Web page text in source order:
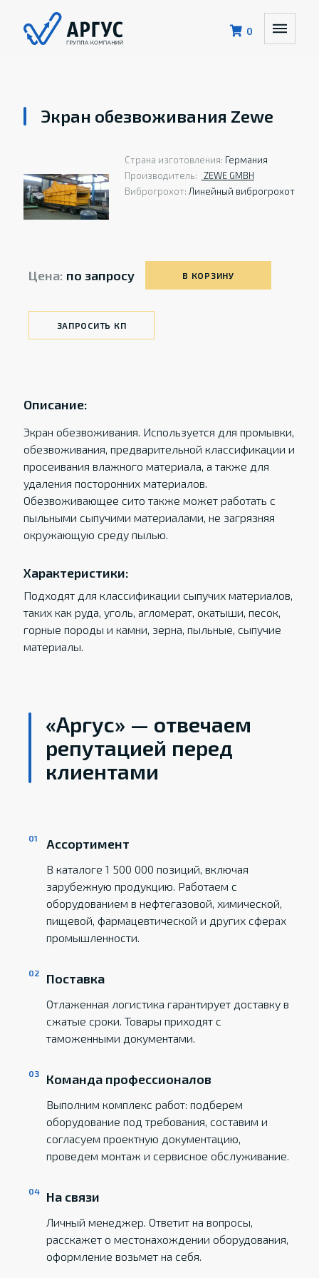
0
Экран обезвоживания Zewe
Страна изготовления: Германия
Производитель:
ZEWE GMBH
Виброгрохот: Линейный виброгрохот
Цена: по запросу В КОРЗИНУ
ЗАПРОСИТЬ КП
Описание:
Экран обезвоживания. Используется для промывки,
обезвоживания, предварительной классификации и
просеивания влажного материала, а также для
удаления посторонних материалов.
Обезвоживающее сито также может работать с
пыльными сыпучими материалами, не загрязняя
окружающую среду пылью.
Характеристики:
Подходят для классификации сыпучих материалов,
таких как руда, уголь, агломерат, окатыши, песок,
горные породы и камни, зерна, пыльные, сыпучие
материалы.
«Аргус» — отвечаем
репутацией перед
клиентами
Ассортимент
В каталоге 1 500 000 позиций, включая
зарубежную продукцию. Работаем с
оборудованием в нефтегазовой, химической,
пищевой, фармацевтической и других сферах
промышленности.
Поставка
Отлаженная логистика гарантирует доставку в
сжатые сроки. Товары приходят с
таможенными документами.
Команда профессионалов
Выполним комплекс работ: подберем
оборудование под требования, составим и
согласуем проектную документацию,
проведем монтаж и сервисное обслуживание.
На связи
Личный менеджер. Ответит на вопросы,
расскажет о местонахождении оборудования,
оформление возьмет на себя.